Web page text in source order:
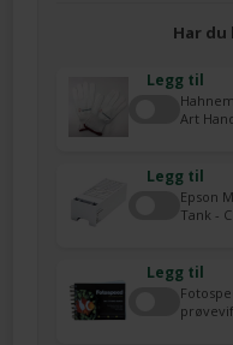
Har
Legg til
Art
Legg til
Epson
Tank -
Legg til